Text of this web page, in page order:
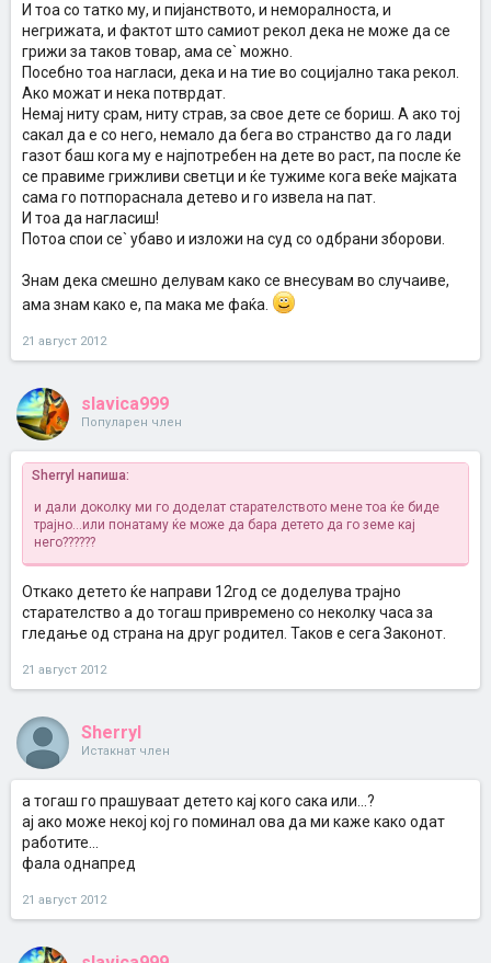
И тоа со татко му, и пијанството, и неморалноста, и
негрижата, и фактот што самиот рекол дека не може да се
грижи за таков товар, ама се` можно.
Посебно тоа нагласи, дека и на тие во социјално така рекол.
Ако можат и нека потврдат.
Немај ниту срам, ниту страв, за свое дете се бориш. А ако тој
сакал да е со него, немало да бега во странство да го лади
газот баш кога му е најпотребен на дете во раст, па после ќе
се правиме грижливи светци и ќе тужиме кога веќе мајката
сама го потпораснала детево и го извела на пат.
И тоа да нагласиш!
Потоа спои се` убаво и изложи на суд со одбрани зборови.
Знам дека смешно делувам како се внесувам во случаиве,
ама знам како е, па мака ме фаќа.
21 август 2012
slavica999
Популарен член
Sherryl напиша:
и дали доколку ми го доделат старателството мене тоа ќе биде
трајно...или понатаму ќе може да бара детето да го земе кај
него??????
Откако детето ќе направи 12год се доделува трајно
старателство а до тогаш привремено со неколку часа за
гледање од страна на друг родител. Таков е сега Законот.
21 август 2012
Sherryl
Истакнат член
а тогаш го прашуваат детето кај кого сака или...?
ај ако може некој кој го поминал ова да ми каже како одат
работите...
фала однапред
21 август 2012